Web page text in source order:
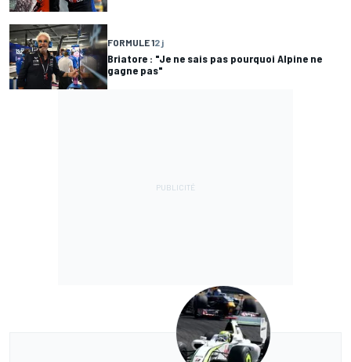
FORMULE 12 j
Briatore : "Je ne sais pas pourquoi Alpine ne
gagne pas"